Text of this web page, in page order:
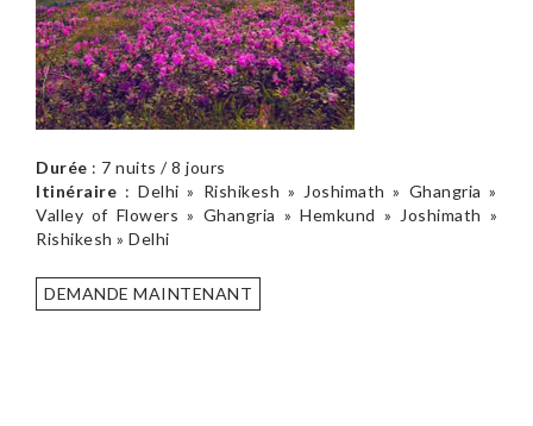
Durée : 7 nuits / 8 jours
Itinéraire : Delhi » Rishikesh » Joshimath » Ghangria »
Valley of Flowers » Ghangria » Hemkund » Joshimath »
Rishikesh » Delhi
DEMANDE MAINTENANT